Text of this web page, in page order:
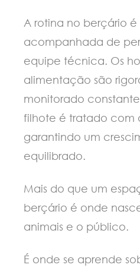
A rotina no berçário
acompanhada de
equipe técnica. Os
alimentação são
monitorado
filhote é tratado com
garantindo um
equilibrado.
Mais do que um
berçário é onde
animais e o público.
É onde se aprende